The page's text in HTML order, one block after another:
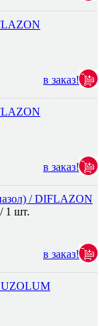
в заказ!
в заказ!
/ DIFLAZON
1 шт.
в заказ!